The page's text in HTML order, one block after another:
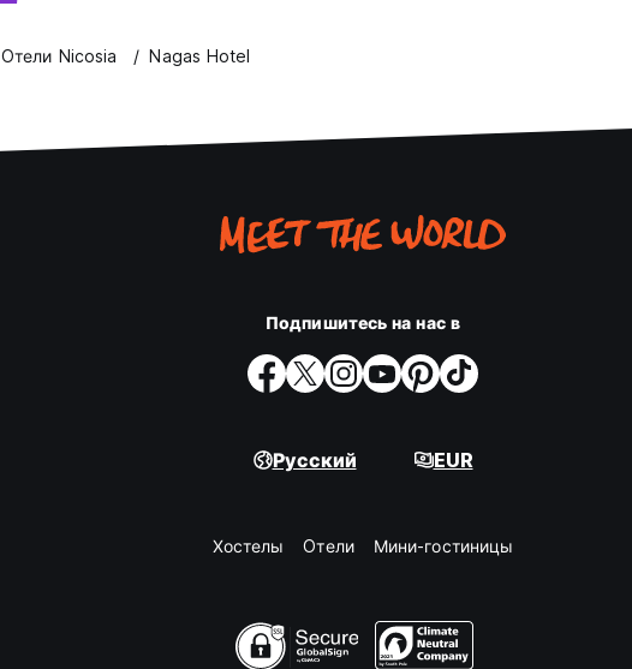
Oтели Nicosia Nagas Hotel
Подпишитесь на нас в
Русский EUR
Хостелы Oтели Мини-гостиницы